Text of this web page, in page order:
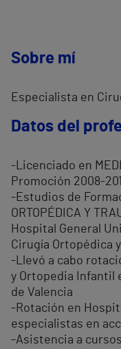
Sobre mí
Especialista en
Datos del
-Licenciado en
Promoción 2008-
-Estudios de
ORTOPÉDICA Y
Hospital General
Cirugía Ortopédica
-Llevó a cabo
y Ortopedia Infantil
de Valencia
-Rotación en
especialistas en
-Asistencia a